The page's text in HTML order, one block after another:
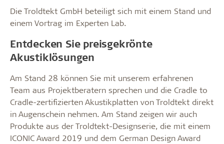
Die Troldtekt GmbH beteiligt sich mit einem Stand und
einem Vortrag im Experten Lab.
Entdecken Sie preisgekrönte
Akustiklösungen
Am Stand 28 können Sie mit unserem erfahrenen
Team aus Projektberatern sprechen und die Cradle to
Cradle-zertifizierten Akustikplatten von Troldtekt direkt
in Augenschein nehmen. Am Stand zeigen wir auch
Produkte aus der Troldtekt-Designserie, die mit einem
ICONIC Award 2019 und dem German Design Award